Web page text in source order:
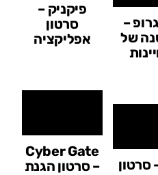
–
שנה של
פיקניק –
סרטון
אפליקציה
סרטון
Cyber Gate
– סרטון הגנת